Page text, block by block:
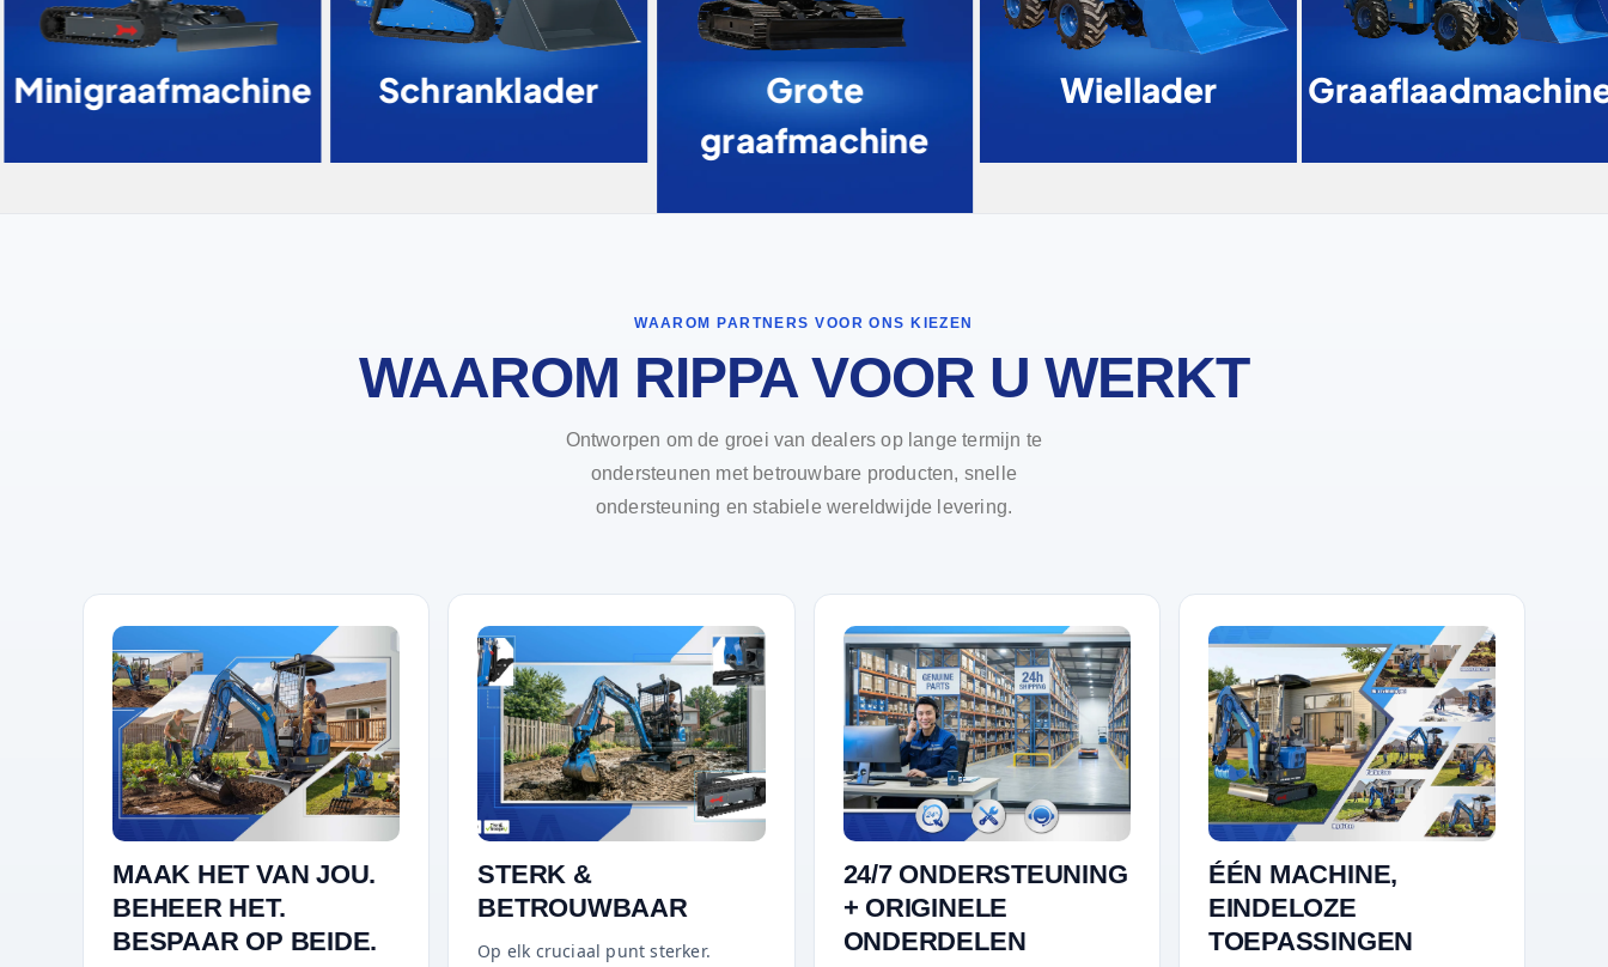
Minigraafmachine Schranklader
Grote
graafmachine
Wiellader Graaflaadmachine
WAAROM PARTNERS VOOR ONS KIEZEN
WAAROM RIPPA VOOR U WERKT
Ontworpen om de groei van dealers op lange termijn te
ondersteunen met betrouwbare producten, snelle
ondersteuning en stabiele wereldwijde levering.
MAAK HET VAN JOU.
BEHEER HET.
BESPAAR OP BEIDE.
STERK &
BETROUWBAAR
Op elk cruciaal punt sterker.
24/7 ONDERSTEUNING
+ ORIGINELE
ONDERDELEN
ÉÉN MACHINE,
EINDELOZE
TOEPASSINGEN